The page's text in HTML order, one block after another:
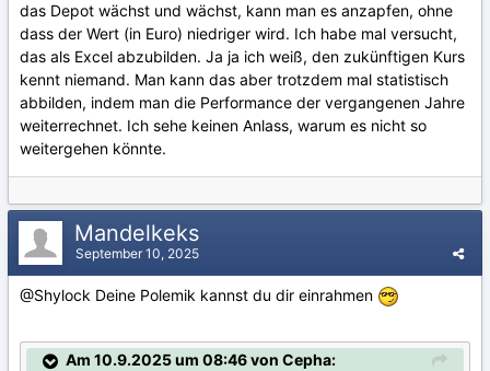
das Depot wächst und wächst, kann man es anzapfen, ohne
dass der Wert (in Euro) niedriger wird. Ich habe mal versucht,
das als Excel abzubilden. Ja ja ich weiß, den zukünftigen Kurs
kennt niemand. Man kann das aber trotzdem mal statistisch
abbilden, indem man die Performance der vergangenen Jahre
weiterrechnet. Ich sehe keinen Anlass, warum es nicht so
weitergehen könnte.
Mandelkeks
September 10, 2025
@Shylock Deine Polemik kannst du dir einrahmen
Am 10.9.2025 um 08:46 von Cepha: